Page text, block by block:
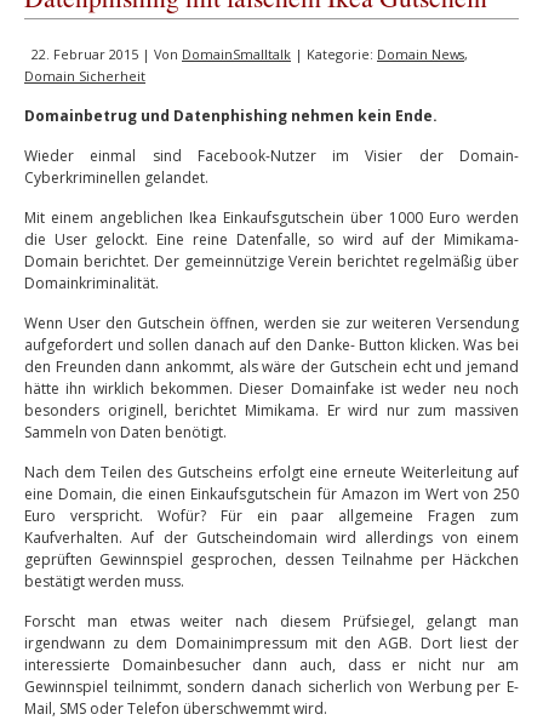
22. Februar 2015 | Von DomainSmalltalk | Kategorie: Domain News,
Domain Sicherheit
Domainbetrug und Datenphishing nehmen kein Ende.
Wieder einmal sind Facebook-Nutzer im Visier der Domain-
Cyberkriminellen gelandet.
Mit einem angeblichen Ikea Einkaufsgutschein über 1000 Euro werden
die User gelockt. Eine reine Datenfalle, so wird auf der Mimikama-
Domain berichtet. Der gemeinnützige Verein berichtet regelmäßig über
Domainkriminalität.
Wenn User den Gutschein öffnen, werden sie zur weiteren Versendung
aufgefordert und sollen danach auf den Danke- Button klicken. Was bei
den Freunden dann ankommt, als wäre der Gutschein echt und jemand
hätte ihn wirklich bekommen. Dieser Domainfake ist weder neu noch
besonders originell, berichtet Mimikama. Er wird nur zum massiven
Sammeln von Daten benötigt.
Nach dem Teilen des Gutscheins erfolgt eine erneute Weiterleitung auf
eine Domain, die einen Einkaufsgutschein für Amazon im Wert von 250
Euro verspricht. Wofür? Für ein paar allgemeine Fragen zum
Kaufverhalten. Auf der Gutscheindomain wird allerdings von einem
geprüften Gewinnspiel gesprochen, dessen Teilnahme per Häckchen
bestätigt werden muss.
Forscht man etwas weiter nach diesem Prüfsiegel, gelangt man
irgendwann zu dem Domainimpressum mit den AGB. Dort liest der
interessierte Domainbesucher dann auch, dass er nicht nur am
Gewinnspiel teilnimmt, sondern danach sicherlich von Werbung per E-
Mail, SMS oder Telefon überschwemmt wird.